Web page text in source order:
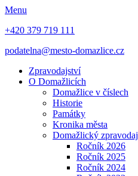
Menu
+420 379 719 111
podatelna@mesto-domazlice.cz
Zpravodajství
O Domažlicích
Domažlice v číslech
Historie
Památky
Kronika města
Domažlický zpravodaj
Ročník 2026
Ročník 2025
Ročník 2024